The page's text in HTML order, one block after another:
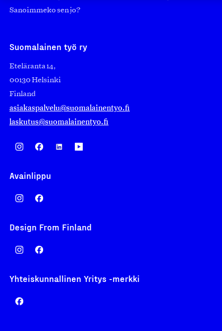
Sanoimmeko sen jo?
Suomalainen työ ry
Eteläranta 14,
00130 Helsinki
Finland
asiakaspalvelu@suomalainentyo.fi
laskutus@suomalainentyo.fi
Avainlippu
Design From Finland
Yhteiskunnallinen Yritys -merkki